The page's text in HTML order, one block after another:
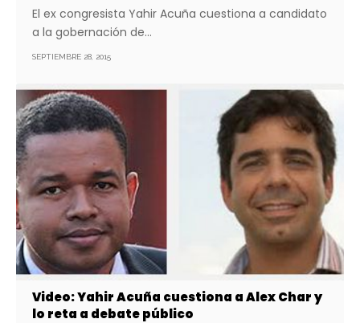
El ex congresista Yahir Acuña cuestiona a candidato
a la gobernación de…
SEPTIEMBRE 28, 2015
Video: Yahir Acuña cuestiona a Alex Char y
lo reta a debate público